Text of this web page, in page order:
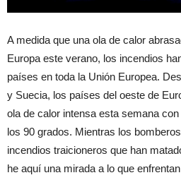
A medida que una ola de calor
Europa este verano, los incendios
países en toda la Unión Europea.
y Suecia, los países del oeste de
ola de calor intensa esta semana
los 90 grados. Mientras los
incendios traicioneros que han
he aquí una mirada a lo que